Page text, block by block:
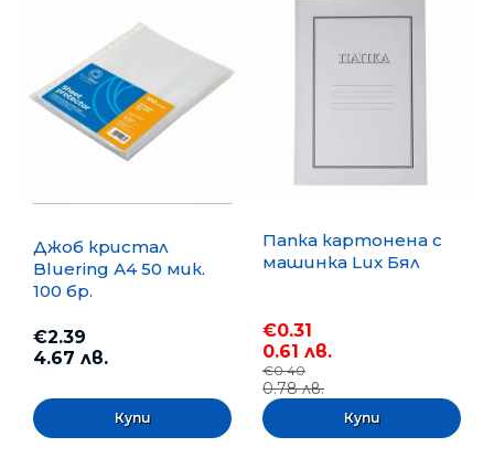
Джоб кристал
Bluering А4 50 мик.
100 бр.
€2.39
4.67 лв.
Папка картонена с
машинка Lux Бял
€0.31
0.61 лв.
€0.40
0.78 лв.